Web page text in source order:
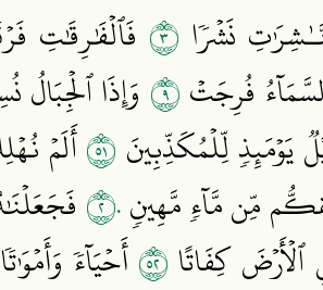
نَشۡرٗا ٣ فَٱلۡفَٰرِقَٰتِ
فُرِجَتۡ٩ وَإِذَا
يَوۡمَئِذٖ لِّلۡمُكَذِّبِينَ ١٥أَلَمۡ
مِّن مَّآءٖ مَّهِينٖ٢٠
ٱلۡأَرۡضَ كِفَاتًا٢٥أَحۡيَآءٗ وَأَمۡوَٰتٗا